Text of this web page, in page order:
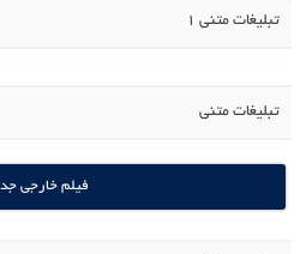
تبلیغات متنی 1
تبلیغات متنی
فیلم خارجی